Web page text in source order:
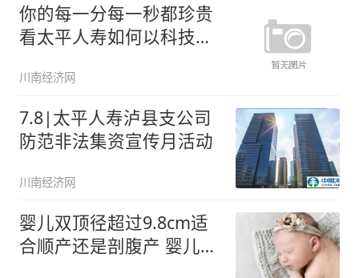
你的每一分每一秒都珍贵
看太平人寿如何以科技提
川南经济网
7.8|太平人寿泸县支公司
防范非法集资宣传月活动
川南经济网
婴儿双顶径超过9.8cm适
合顺产还是剖腹产 婴儿双